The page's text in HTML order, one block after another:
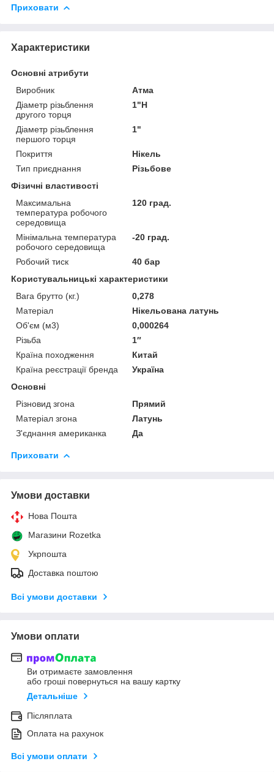
Приховати
Характеристики
Основні атрибути
Виробник
Атма
Діаметр різьблення
другого торця
1"Н
Діаметр різьблення
першого торця
1"
Покриття
Нікель
Тип приєднання
Різьбове
Фізичні властивості
Максимальна
температура робочого
середовища
120 град.
Мінімальна температура
робочого середовища
-20 град.
Робочий тиск
40 бар
Користувальницькі характеристики
Вага брутто (кг.)
0,278
Матеріал
Нікельована латунь
Об'єм (м3)
0,000264
Різьба
1″
Країна походження
Китай
Країна реєстрації бренда
Україна
Основні
Різновид згона
Прямий
Матеріал згона
Латунь
З'єднання американка
Да
Приховати
Умови доставки
Нова Пошта
Магазини Rozetka
Укрпошта
Доставка поштою
Всі умови доставки
Умови оплати
Ви отримаєте замовлення
або гроші повернуться на вашу картку
Детальніше
Післяплата
Оплата на рахунок
Всі умови оплати